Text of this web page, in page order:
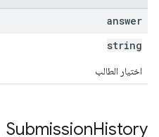
answer
string
اختيار الطالب
SubmissionHistory